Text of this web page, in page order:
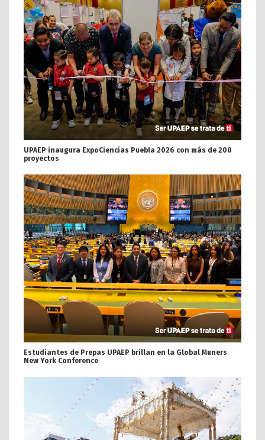
UPAEP inaugura ExpoCiencias Puebla 2026 con más de 200
proyectos
Estudiantes de Prepas UPAEP brillan en la Global Muners
New York Conference